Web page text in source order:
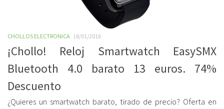
CHOLLOS ELECTRONICA 18/01/2016
¡Chollo! Reloj Smartwatch EasySMX
Bluetooth 4.0 barato 13 euros. 74%
Descuento
¿Quieres un smartwatch barato, tirado de precio? Oferta en